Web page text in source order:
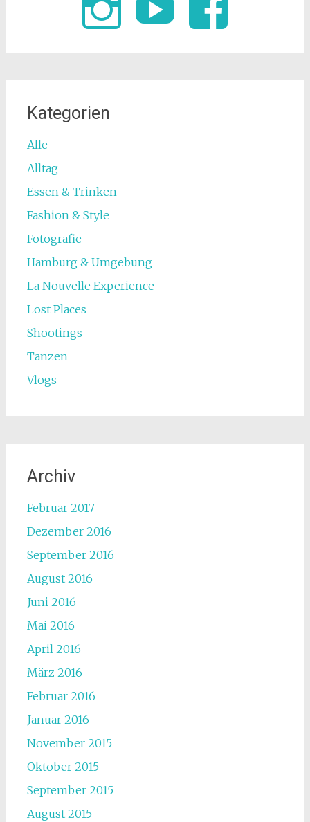
Kategorien
Alle
Alltag
Essen & Trinken
Fashion & Style
Fotografie
Hamburg & Umgebung
La Nouvelle Experience
Lost Places
Shootings
Tanzen
Vlogs
Archiv
Februar 2017
Dezember 2016
September 2016
August 2016
Juni 2016
Mai 2016
April 2016
März 2016
Februar 2016
Januar 2016
November 2015
Oktober 2015
September 2015
August 2015